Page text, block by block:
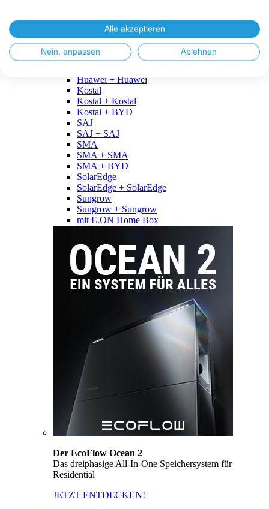
Fronius + BYD
GoodWe
GoodWe + GoodWe
GoodWe + BYD
Huawei + Huawei
Kostal
Kostal + Kostal
Kostal + BYD
SAJ
SAJ + SAJ
SMA
SMA + SMA
SMA + BYD
SolarEdge
SolarEdge + SolarEdge
Sungrow
Sungrow + Sungrow
mit E.ON Home Box
Der EcoFlow Ocean 2
Das dreiphasige All-In-One Speichersystem für
Residential
JETZT ENTDECKEN!
Alle akzeptieren
Nein, anpassen Ablehnen